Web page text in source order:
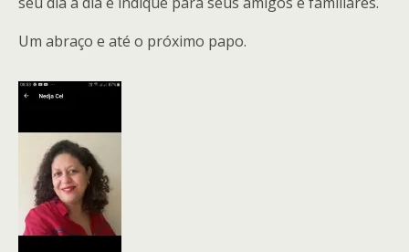
Um abraço e até o próximo papo.